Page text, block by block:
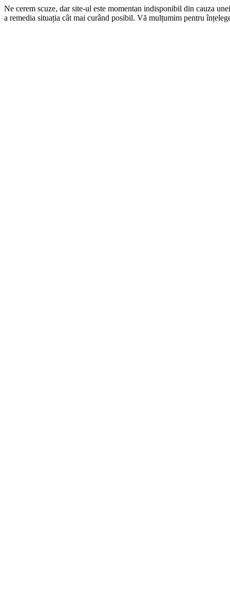
Ne cerem scuze, dar site-ul este momentan indisponibil din cauza
a remedia situația cât mai curând posibil. Vă mulțumim pentru